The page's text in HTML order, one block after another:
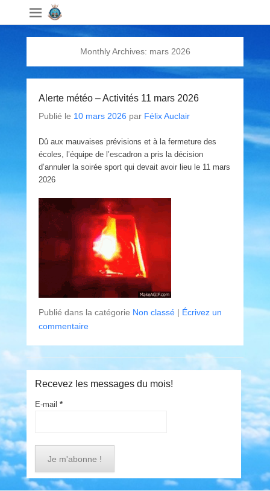
Monthly Archives: mars 2026
Alerte météo – Activités 11 mars 2026
Publié le 10 mars 2026 par Félix Auclair
Dû aux mauvaises prévisions et à la fermeture des
écoles, l’équipe de l’escadron a pris la décision
d’annuler la soirée sport qui devait avoir lieu le 11 mars
2026
Publié dans la catégorie Non classé | Écrivez un
commentaire
Recevez les messages du mois!
E-mail*